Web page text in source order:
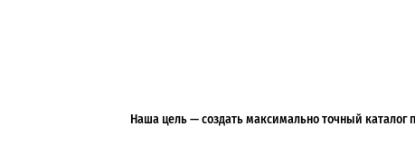
Наша цель — создать максимально точный